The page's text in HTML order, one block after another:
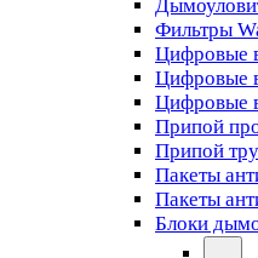
Фильтры
Цифровые
Цифровые
Цифровые
Припой
Припой
Пакеты
Пакеты
Блоки